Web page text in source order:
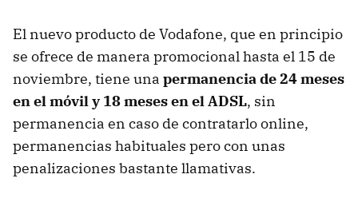
El nuevo producto de Vodafone, que en principio
se ofrece de manera promocional hasta el 15 de
noviembre, tiene una permanencia de 24 meses
en el móvil y 18 meses en elADSL, sin
permanencia en caso de contratarlo online,
permanencias habituales pero con unas
penalizaciones bastante llamativas.